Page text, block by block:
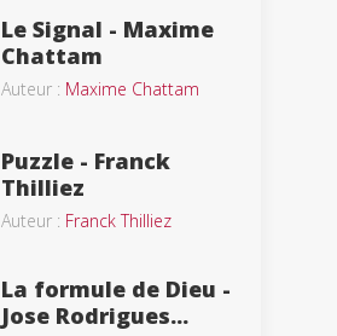
Le Signal - Maxime
Chattam
Auteur : Maxime Chattam
Puzzle - Franck
Thilliez
Auteur : Franck Thilliez
La formule de Dieu -
Jose Rodrigues...